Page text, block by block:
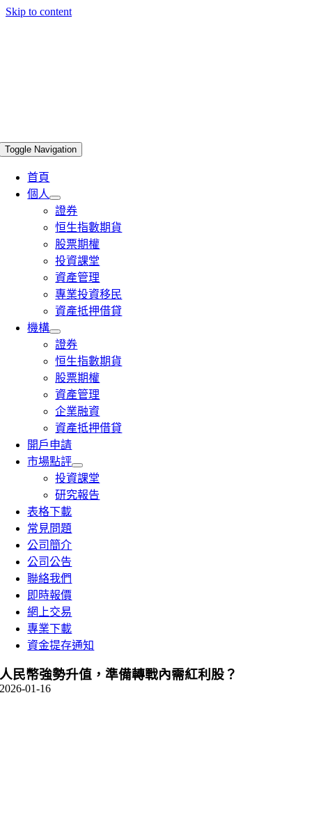
Skip to content
Toggle Navigation
首頁
個人
證券
恒生指數期貨
股票期權
投資課堂
資產管理
專業投資移民
資產抵押借貸
機構
證券
恒生指數期貨
股票期權
資產管理
企業融資
資產抵押借貸
開戶申請
市場點評
投資課堂
研究報告
表格下載
常見問題
公司簡介
公司公告
聯絡我們
即時報價
網上交易
專業下載
資金提存通知
人民幣強勢升值，準備轉戰內需紅利股？
2026-01-16